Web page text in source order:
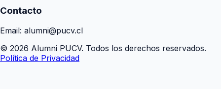
Contacto
Email: alumni@pucv.cl
© 2026 Alumni PUCV. Todos los derechos reservados.
Política de Privacidad